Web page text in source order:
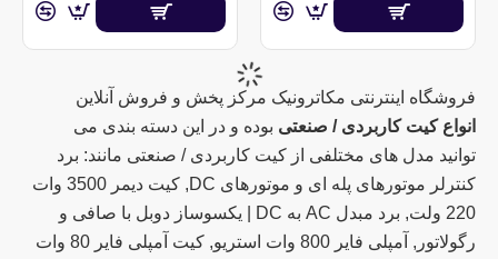
فروشگاه اینترنتی مکاترونیک مرکز پخش و فروش آنلاین
انواع کیت کاربردی / صنعتی بوده و در این دسته بندی می
توانید مدل های مختلفی از کیت کاربردی / صنعتی مانند: برد
کنترلر موتورهای پله ای و موتورهای DC, کیت دیمر 3500 وات
220 ولت, برد مبدل AC به DC | یکسوساز دوبل با صافی و
رگولاتور, آمپلی فایر 800 وات استریو, کیت آمپلی فایر 80 وات